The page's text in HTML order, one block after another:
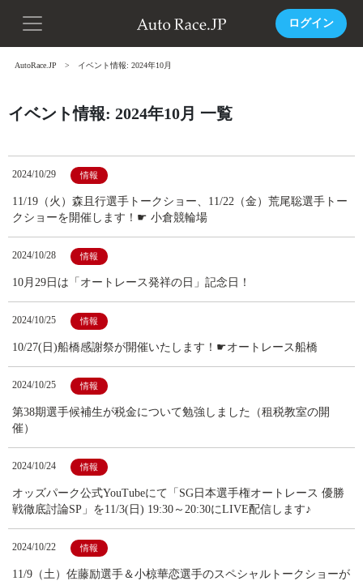
ログイン
AutoRace.JP イベント情報: 2024年10月
イベント情報: 2024年10月 一覧
2024/10/29 情報
11/19（火）森且行選手トークショー、11/22（金）荒尾聡選手トー
クショーを開催します！☛ 小倉競輪場
2024/10/28 情報
10月29日は「オートレース発祥の日」記念日！
2024/10/25 情報
10/27(日)船橋感謝祭が開催いたします！☛オートレース船橋
2024/10/25 情報
第38期選手候補生が税金について勉強しました（租税教室の開
催）
2024/10/24 情報
オッズパーク公式YouTubeにて「SG日本選手権オートレース 優勝
戦徹底討論SP」を11/3(日) 19:30～20:30にLIVE配信します♪
2024/10/22 情報
11/9（土）佐藤励選手＆小椋華恋選手のスペシャルトークショーが